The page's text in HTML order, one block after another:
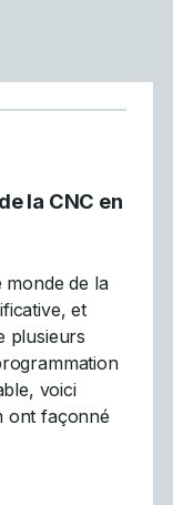
la CNC en
de la
et
plusieurs
voici
ont façonné